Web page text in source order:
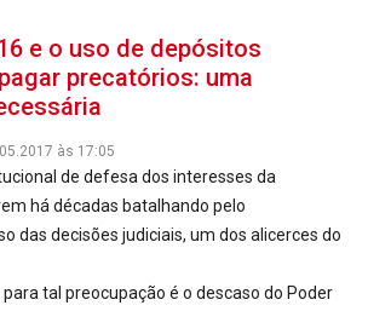
e o uso de depósitos
precatórios: uma
às 17:05
de defesa dos interesses da
há décadas batalhando pelo
das decisões judiciais, um dos alicerces do
tal preocupação é o descaso do Poder